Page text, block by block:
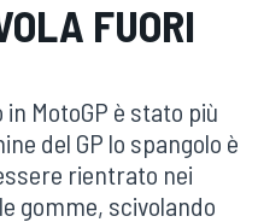
FUORI
MotoGP è stato più
del GP lo spangolo è
rientrato nei
gomme, scivolando